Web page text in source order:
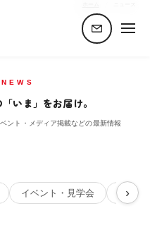
NEWS
いま」をお届け。
ント・メディア掲載などの最新情報
イベント・見学会 事業所
›